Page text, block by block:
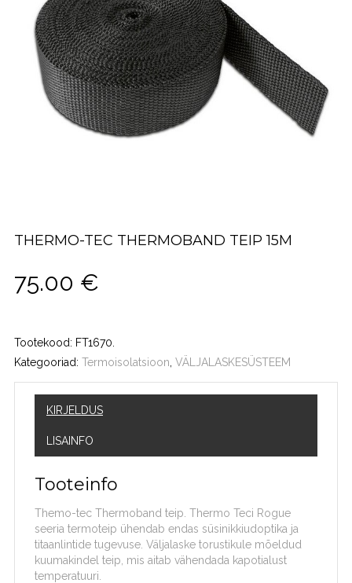
THERMO-TEC THERMOBAND TEIP 15M
75.00 €
Tootekood: FT1670
Kategooriad: Termoisolatsioon VÄLJALASKESÜSTEEM
KIRJELDUS
LISAINFO
Tooteinfo
Themo-tec Thermoband teip. Thermo Teci Rogue
seeria termoteip ühendab endas süsinikkiudoptika ja
titaanlintide tugevuse. Väljalaske torustikule mõeldud
kuumakindel teip, mis aitab vähendada kapotialust
temperatuuri.